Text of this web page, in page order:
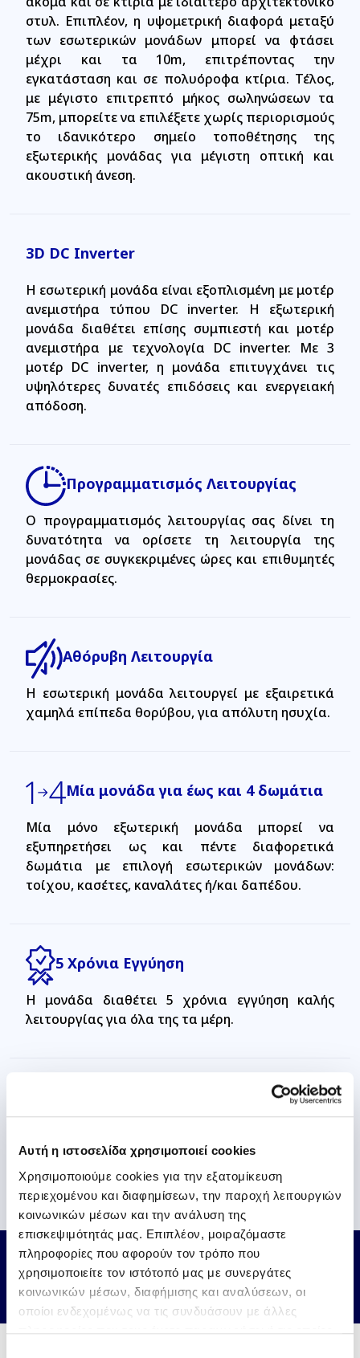
Αυτή η ιστοσελίδα χρησιμοποιεί cookies
Χρησιμοποιούμε cookies για την εξατομίκευση
περιεχομένου και διαφημίσεων, την παροχή λειτουργιών
κοινωνικών μέσων και την ανάλυση της
επισκεψιμότητάς μας. Επιπλέον, μοιραζόμαστε
πληροφορίες που αφορούν τον τρόπο που
χρησιμοποιείτε τον ιστότοπό μας με συνεργάτες
κοινωνικών μέσων, διαφήμισης και αναλύσεων, οι
οποίοι ενδεχομένως να τις συνδυάσουν με άλλες
στυλ. Επιπλέον, η υψομετρική διαφορά μεταξύ
των εσωτερικών μονάδων μπορεί να φτάσει
μέχρι και τα 10m, επιτρέποντας την
εγκατάσταση και σε πολυόροφα κτίρια. Τέλος,
με μέγιστο επιτρεπτό μήκος σωληνώσεων τα
75m, μπορείτε να επιλέξετε χωρίς περιορισμούς
το ιδανικότερο σημείο τοποθέτησης της
εξωτερικής μονάδας για μέγιστη οπτική και
ακουστική άνεση.
3D DC Inverter
Η εσωτερική μονάδα είναι εξοπλισμένη με μοτέρ
ανεμιστήρα τύπου DC inverter. Η εξωτερική
μονάδα διαθέτει επίσης συμπιεστή και μοτέρ
ανεμιστήρα με τεχνολογία DC inverter. Με 3
μοτέρ DC inverter, η μονάδα επιτυγχάνει τις
υψηλότερες δυνατές επιδόσεις και ενεργειακή
απόδοση.
Προγραμματισμός Λειτουργίας
Ο προγραμματισμός λειτουργίας σας δίνει τη
δυνατότητα να ορίσετε τη λειτουργία της
μονάδας σε συγκεκριμένες ώρες και επιθυμητές
θερμοκρασίες.
Αθόρυβη Λειτουργία
Η εσωτερική μονάδα λειτουργεί με εξαιρετικά
χαμηλά επίπεδα θορύβου, για απόλυτη ησυχία.
Μία μονάδα για έως και 4 δωμάτια
Μία μόνο εξωτερική μονάδα μπορεί να
εξυπηρετήσει ως και πέντε διαφορετικά
δωμάτια με επιλογή εσωτερικών μονάδων:
τοίχου, κασέτες, καναλάτες ή/και δαπέδου.
5 Χρόνια Εγγύηση
Η μονάδα διαθέτει 5 χρόνια εγγύηση καλής
λειτουργίας για όλα της τα μέρη.
αλλάζει τα χαρακτηριστικά των προϊόντων, τα
στοιχεία και τις εικόνες, χωρίς προηγούμενη
ειδοποίηση.
ΕΠΙΚΟΙΝΩΝΙΑ